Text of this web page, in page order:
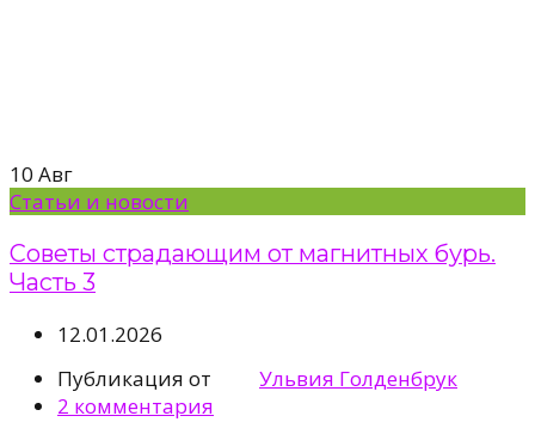
10 Авг
Статьи и новости
Советы страдающим от магнитных бурь.
Часть 3
12.01.2026
Публикация от
Ульвия Голденбрук
2 комментария